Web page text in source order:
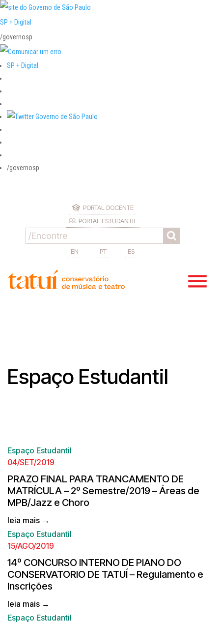
SP + Digital
/governosp
SP + Digital
/governosp
PORTAL DOCENTE
PORTAL ESTUDANTIL
EN PT ES
Espaço Estudantil
Espaço Estudantil
04/SET/2019
PRAZO FINAL PARA TRANCAMENTO DE
MATRÍCULA – 2º Semestre/2019 – Áreas de
MPB/Jazz e Choro
leia mais →
Espaço Estudantil
15/AGO/2019
14º CONCURSO INTERNO DE PIANO DO
CONSERVATORIO DE TATUÍ – Regulamento e
Inscrições
leia mais →
Espaço Estudantil